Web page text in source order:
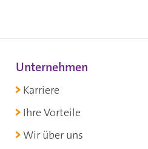
Unternehmen
Karriere
Ihre Vorteile
Wir über uns